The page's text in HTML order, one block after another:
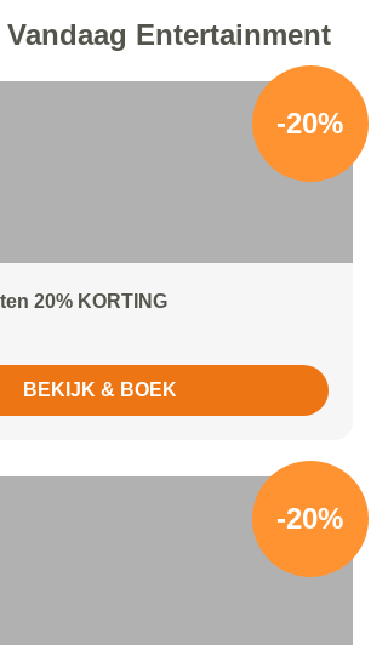
Entertainment
-20%
20% KORTING
BEKIJK & BOEK
-20%